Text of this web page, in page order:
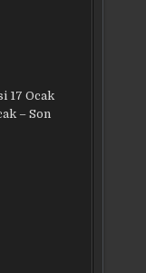
17 Ocak
– Son